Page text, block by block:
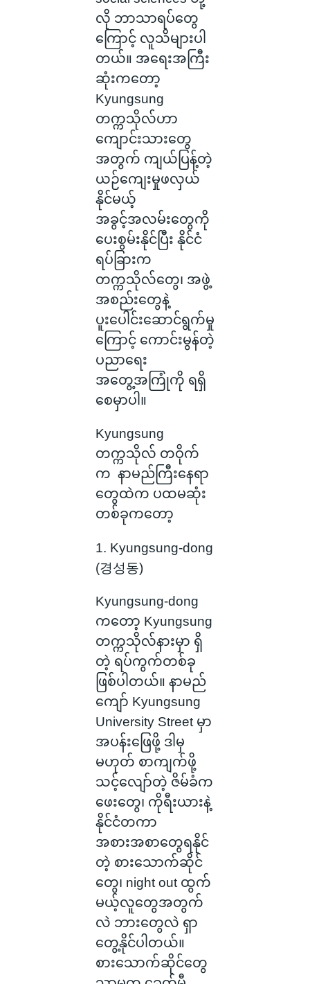
လို ဘာသာရပ်တွေ
ကြောင့် လူသိများပါ
တယ်။ အရေးအကြီး
ဆုံးကတော့
Kyungsung
တက္ကသိုလ်ဟာ
ကျောင်းသားတွေ
အတွက် ကျယ်ပြန့်တဲ့
ယဉ်ကျေးမှုဖလှယ်
နိုင်မယ့်
အခွင့်အလမ်းတွေကို
ပေးစွမ်းနိုင်ပြီး နိုင်ငံ
ရပ်ခြားက
တက္ကသိုလ်တွေ၊ အဖွဲ့
အစည်းတွေနဲ့
ပူးပေါင်းဆောင်ရွက်မှု
ကြောင့် ကောင်းမွန်တဲ့
ပညာရေး
အတွေ့အကြုံကို ရရှိ
စေမှာပါ။
Kyungsung
တက္ကသိုလ် တဝိုက်
က နာမည်ကြီးနေရာ
တွေထဲက ပထမဆုံး
တစ်ခုကတော့
1. Kyungsung-dong
(경성동)
Kyungsung-dong
ကတော့ Kyungsung
တက္ကသိုလ်နားမှာ ရှိ
တဲ့ ရပ်ကွက်တစ်ခု
ဖြစ်ပါတယ်။ နာမည်
ကျော် Kyungsung
University Street မှာ
အပန်းဖြေဖို့ ဒါမှ
မဟုတ် စာကျက်ဖို့
သင့်လျော်တဲ့ ဇိမ်ခံက
ဖေးတွေ၊ ကိုရီးယားနဲ့
နိုင်ငံတကာ
အစားအစာတွေရနိုင်
တဲ့ စားသောက်ဆိုင်
တွေ၊ night out ထွက်
မယ့်လူတွေအတွက်
လဲ ဘားတွေလဲ ရှာ
တွေ့နိုင်ပါတယ်။
စားသောက်ဆိုင်တွေ